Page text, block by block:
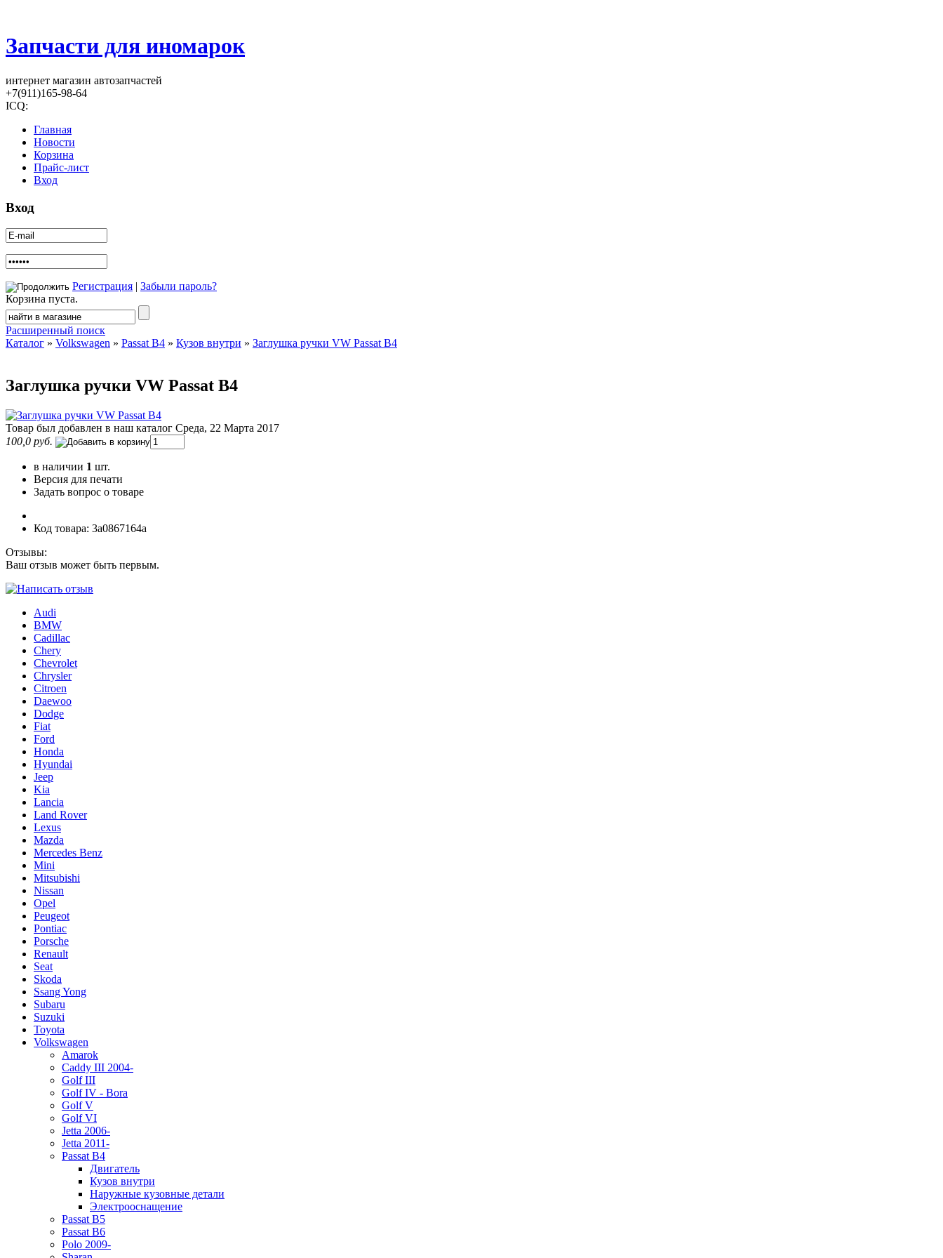
Запчасти для иномарок
интернет магазин автозапчастей
+7(911)165-98-64
ICQ:
Главная
Новости
Корзина
Прайс-лист
Вход
Вход
Регистрация | Забыли пароль?
Корзина пуста.
Расширенный поиск
Каталог » Volkswagen » Passat B4 » Кузов внутри » Заглушка ручки VW Passat B4
Заглушка ручки VW Passat B4
Товар был добавлен в наш каталог Среда, 22 Марта 2017
100,0 руб.
в наличии 1 шт.
Версия для печати
Задать вопрос о товаре
Код товара: 3a0867164a
Отзывы:
Ваш отзыв может быть первым.
Audi
BMW
Cadillac
Chery
Chevrolet
Chrysler
Citroen
Daewoo
Dodge
Fiat
Ford
Honda
Hyundai
Jeep
Kia
Lancia
Land Rover
Lexus
Mazda
Mercedes Benz
Mini
Mitsubishi
Nissan
Opel
Peugeot
Pontiac
Porsche
Renault
Seat
Skoda
Ssang Yong
Subaru
Suzuki
Toyota
Volkswagen
Amarok
Caddy III 2004-
Golf III
Golf IV - Bora
Golf V
Golf VI
Jetta 2006-
Jetta 2011-
Passat B4
Двигатель
Кузов внутри
Наружные кузовные детали
Электрооснащение
Passat B5
Passat B6
Polo 2009-